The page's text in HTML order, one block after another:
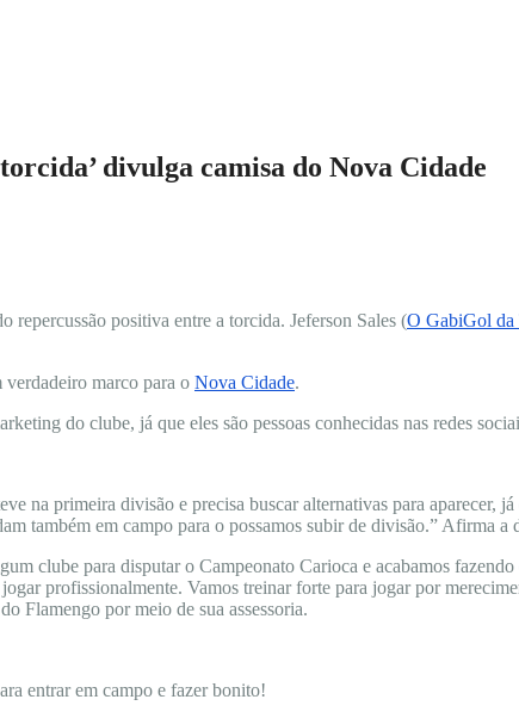
divulga camisa do Nova Cidade
repercussão positiva entre a torcida. Jeferson Sales (O GabiGol da
marco para o Nova Cidade.
do clube, já que eles são pessoas conhecidas nas redes
na primeira divisão e precisa buscar alternativas para aparecer,
também em campo para o possamos subir de divisão.” Afirma a
clube para disputar o Campeonato Carioca e acabamos
profissionalmente. Vamos treinar forte para jogar por
Flamengo por meio de sua assessoria.
entrar em campo e fazer bonito!